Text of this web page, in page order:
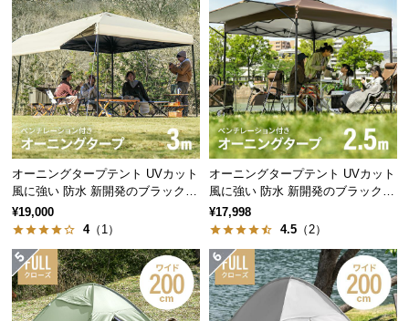
い
て
開
梱
設
置
サ
ー
ス
つ
い
て
プライベートスタイル
サイドのロープを短く取り付け、プライベート空間
の確保ができるスタイル。急な雨風の侵入を防ぎま
す。
オーニングタープテント UVカット
風に強い 防水 新開発のブラックコ
ーティングタイプも 3m
¥19,000
4（1）
オーニングタープテント UVカット
風に強い 防水 新開発のブラックコ
ーティングタイプも 2.5m
¥17,998
4.5 （2）